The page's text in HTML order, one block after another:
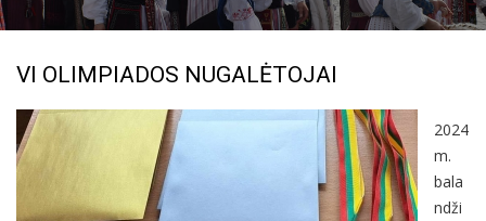
VI OLIMPIADOS NUGALĖTOJAI
2024
m.
bala
ndži